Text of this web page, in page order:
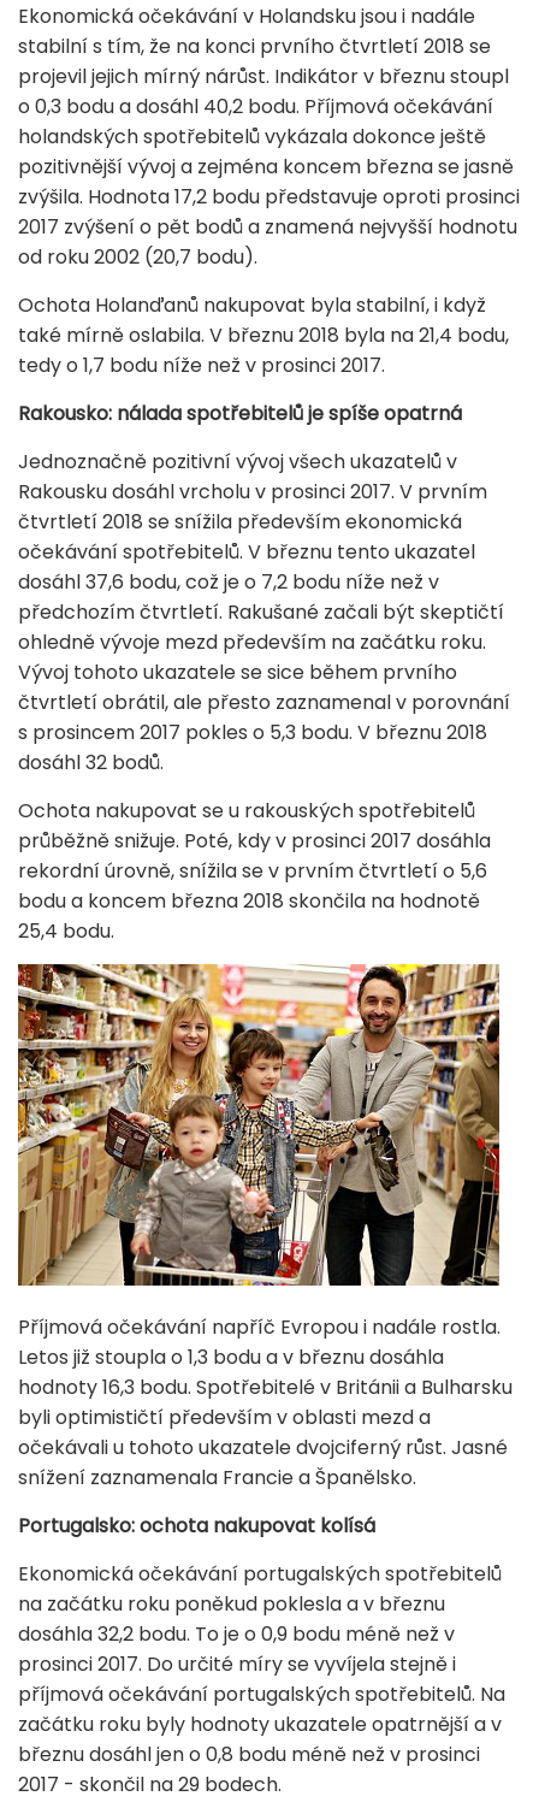
Ekonomická očekávání v Holandsku jsou i nadále
stabilní s tím, že na konci prvního čtvrtletí 2018 se
projevil jejich mírný nárůst. Indikátor v březnu stoupl
o 0,3 bodu a dosáhl 40,2 bodu. Příjmová očekávání
holandských spotřebitelů vykázala dokonce ještě
pozitivnější vývoj a zejména koncem března se jasně
zvýšila. Hodnota 17,2 bodu představuje oproti prosinci
2017 zvýšení o pět bodů a znamená nejvyšší hodnotu
od roku 2002 (20,7 bodu).
Ochota Holanďanů nakupovat byla stabilní, i když
také mírně oslabila. V březnu 2018 byla na 21,4 bodu,
tedy o 1,7 bodu níže než v prosinci 2017.
Rakousko: nálada spotřebitelů je spíše opatrná
Jednoznačně pozitivní vývoj všech ukazatelů v
Rakousku dosáhl vrcholu v prosinci 2017. V prvním
čtvrtletí 2018 se snížila především ekonomická
očekávání spotřebitelů. V březnu tento ukazatel
dosáhl 37,6 bodu, což je o 7,2 bodu níže než v
předchozím čtvrtletí. Rakušané začali být skeptičtí
ohledně vývoje mezd především na začátku roku.
Vývoj tohoto ukazatele se sice během prvního
čtvrtletí obrátil, ale přesto zaznamenal v porovnání
s prosincem 2017 pokles o 5,3 bodu. V březnu 2018
dosáhl 32 bodů.
Ochota nakupovat se u rakouských spotřebitelů
průběžně snižuje. Poté, kdy v prosinci 2017 dosáhla
rekordní úrovně, snížila se v prvním čtvrtletí o 5,6
bodu a koncem března 2018 skončila na hodnotě
25,4 bodu.
Příjmová očekávání napříč Evropou i nadále rostla.
Letos již stoupla o 1,3 bodu a v březnu dosáhla
hodnoty 16,3 bodu. Spotřebitelé v Británii a Bulharsku
byli optimističtí především v oblasti mezd a
očekávali u tohoto ukazatele dvojciferný růst. Jasné
snížení zaznamenala Francie a Španělsko.
Portugalsko: ochota nakupovat kolísá
Ekonomická očekávání portugalských spotřebitelů
na začátku roku poněkud poklesla a v březnu
dosáhla 32,2 bodu. To je o 0,9 bodu méně než v
prosinci 2017. Do určité míry se vyvíjela stejně i
příjmová očekávání portugalských spotřebitelů. Na
začátku roku byly hodnoty ukazatele opatrnější a v
březnu dosáhl jen o 0,8 bodu méně než v prosinci
2017 - skončil na 29 bodech.